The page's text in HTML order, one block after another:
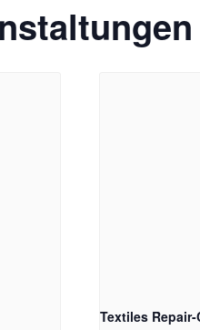
Textiles Repair-